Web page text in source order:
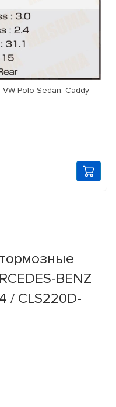
Polo Sedan, Caddy
BENZ
/ CLS220D-